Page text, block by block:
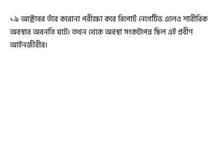
১৯ অক্টোবর তাঁর করোনা পরীক্ষা করে রিপোর্ট নেগেটিভ এলেও শারীরিক
অবস্থার অবনতি ঘটে। তখন থেকে অবস্থা সংকটাপন্ন ছিল এই প্রবীণ
আইনজীবীর।